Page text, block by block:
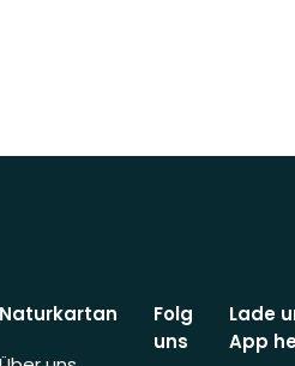
Naturkartan
Folg
uns
Lade
App